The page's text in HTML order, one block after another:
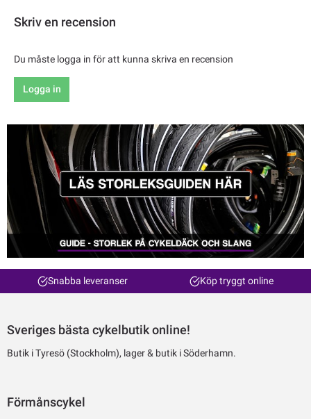
Skriv en recension
Du måste logga in för att kunna skriva en recension
Logga in
Snabba leveranser Köp tryggt online
Sveriges bästa cykelbutik online!
Butik i Tyresö (Stockholm), lager & butik i Söderhamn.
Förmånscykel